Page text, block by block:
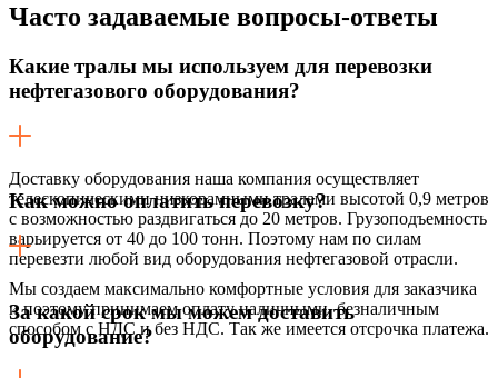
Часто задаваемые вопросы-ответы
Какие тралы мы используем для перевозки
нефтегазового оборудования?
Доставку оборудования наша компания осуществляет
телескопическими низкорамными тралами высотой 0,9 метров
с возможностью раздвигаться до 20 метров. Грузоподъемность
варьируется от 40 до 100 тонн. Поэтому нам по силам
перевезти любой вид оборудования нефтегазовой отрасли.
Как можно оплатить перевозку?
Мы создаем максимально комфортные условия для заказчика
и поэтому принимаем оплату наличными, безналичным
способом с НДС и без НДС. Так же имеется отсрочка платежа.
За какой срок мы можем доставить
оборудование?